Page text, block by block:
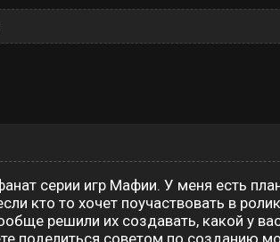
серии игр Мафии. У меня есть
кто то хочет поучаствовать в
решили их создавать, какой у